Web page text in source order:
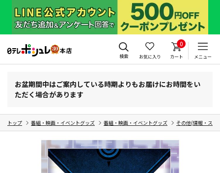
検索 お気に入り
0
カート メニュー
お盆期間中はご案内している時期よりもお届けにお時間をい
ただく場合があります
トップ 番組・映画・イベントグッズ 番組・映画・イベントグッズ その他(情報・スポ